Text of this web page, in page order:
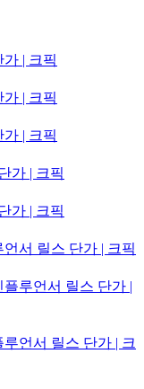
| 크픽
| 크픽
| 크픽
가 | 크픽
가 | 크픽
서 릴스 단가 | 크픽
루언서 릴스 단가 |
언서 릴스 단가 | 크